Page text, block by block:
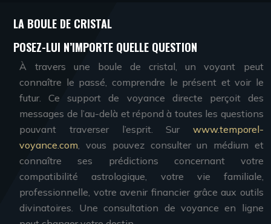
LA BOULE DE CRISTAL
POSEZ-LUI N’IMPORTE QUELLE QUESTION
À travers une boule de cristal, un voyant peut
connaître le passé, comprendre le présent et voir le
futur. Ce support de voyance directe perçoit des
messages de l’au-delà et répond à toutes les questions
pouvant traverser l’esprit. Sur
www.temporel-
voyance.com, vous pouvez consulter un médium et
connaître ses prédictions concernant votre
compatibilité astrologique, votre vie familiale,
professionnelle, votre avenir financier grâce aux outils
divinatoires. Une consultation de voyance en ligne